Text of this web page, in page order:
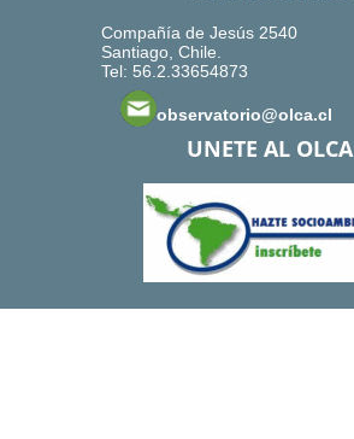
Compañía de Jesús 2540
Santiago, Chile.
Tel: 56.2.33654873
observatorio@olca.cl
UNETE AL OLCA